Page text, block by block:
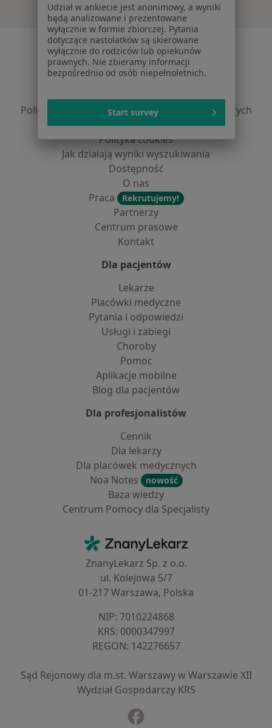
Serwis
Regulamin
Polityka prywatności pacjentów
Polityka prywatności dla profesjonalistów, których
dane pozyskaliśmy samodzielnie
Polityka cookies
Jak działają wyniki wyszukiwania
Dostępność
O nas
Praca
Rekrutujemy!
Partnerzy
Centrum prasowe
Kontakt
Dla pacjentów
Lekarze
Placówki medyczne
Pytania i odpowiedzi
Usługi i zabiegi
Choroby
Pomoc
Aplikacje mobilne
Blog dla pacjentów
Dla profesjonalistów
Cennik
Dla lekarzy
Dla placówek medycznych
Noa Notes
nowość
Baza wiedzy
Centrum Pomocy dla Specjalisty
ZnanyLekarz - Strona główna
ZnanyLekarz Sp. z o.o.
ul. Kolejowa 5/7
01-217 Warszawa, Polska
NIP: ⁠7010224868
KRS: ⁠0000347997
REGON: ⁠142276657
Sąd Rejonowy dla m.st. Warszawy w Warszawie XII
Wydział Gospodarczy KRS
Udział w ankiecie jest anonimowy, a wyniki
będą analizowane i prezentowane
wyłącznie w formie zbiorczej. Pytania
dotyczące nastolatków są skierowane
wyłącznie do rodziców lub opiekunów
prawnych. Nie zbieramy informacji
bezpośrednio od osób niepełnoletnich.
Start survey